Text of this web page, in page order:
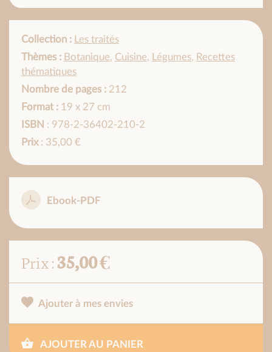
Collection : Les traités
Thèmes : Botanique, Cuisine, Légumes, Recettes
thématiques
Nombre de pages : 212
Format : 19 x 27 cm
ISBN : 978-2-36402-210-2
Prix: 35,00 €
Ebook-PDF
Prix :35,00 €
Ajouter à mes envies
AJOUTER AU PANIER